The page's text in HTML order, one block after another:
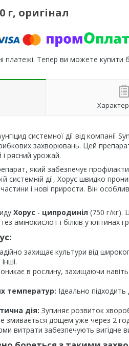
г, оригінал
платежі. Тепер ви можете
системної дії від компанії
захворювань. Цей
рясний урожай.
який забезпечує
системній дії, Хорус швидко
і нові прирости. Він
Хорус - ципродиніл (750 г/кг).
амінокислот і білків у
захищає культури від
в рослину, захищаючи
температур: Ідеально
дія: Зупиняє розвиток
змивається дощем уже через 2
витрати забезпечують вигідне